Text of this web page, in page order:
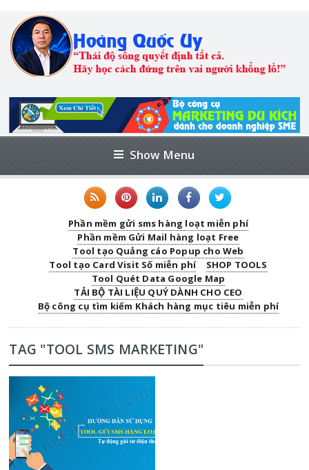
Show Menu
Phần mềm gửi sms hàng loạt miễn phí
Phần mềm Gửi Mail hàng loạt Free
Tool tạo Quảng cáo Popup cho Web
Tool tạo Card Visit Số miễn phí
SHOP TOOLS
Tool Quét Data Google Map
TẢI BỘ TÀI LIỆU QUÝ DÀNH CHO CEO
Bộ công cụ tìm kiếm Khách hàng mục tiêu miễn phí
TAG "TOOL SMS MARKETING"